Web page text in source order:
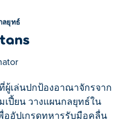
ลยุทธ์
ผู้เล่นปกป้องอาณาจักรจาก
ปี้ยน วางแผนกลยุทธ์ใน
ออัปเกรดทหารรับมือคลื่น